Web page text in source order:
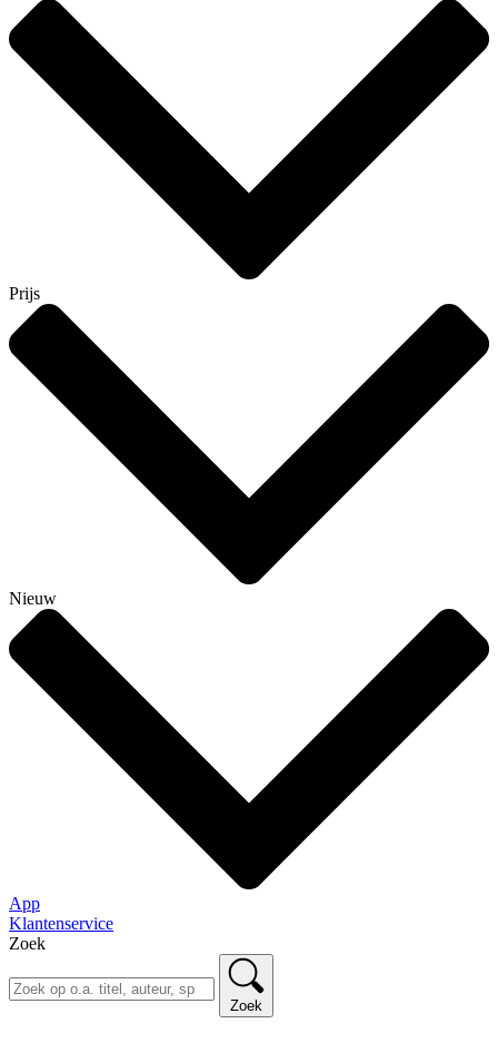
Prijs
Nieuw
App
Klantenservice
Zoek
Zoek